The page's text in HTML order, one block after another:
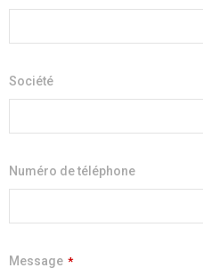
Société
Numéro de téléphone
Message *